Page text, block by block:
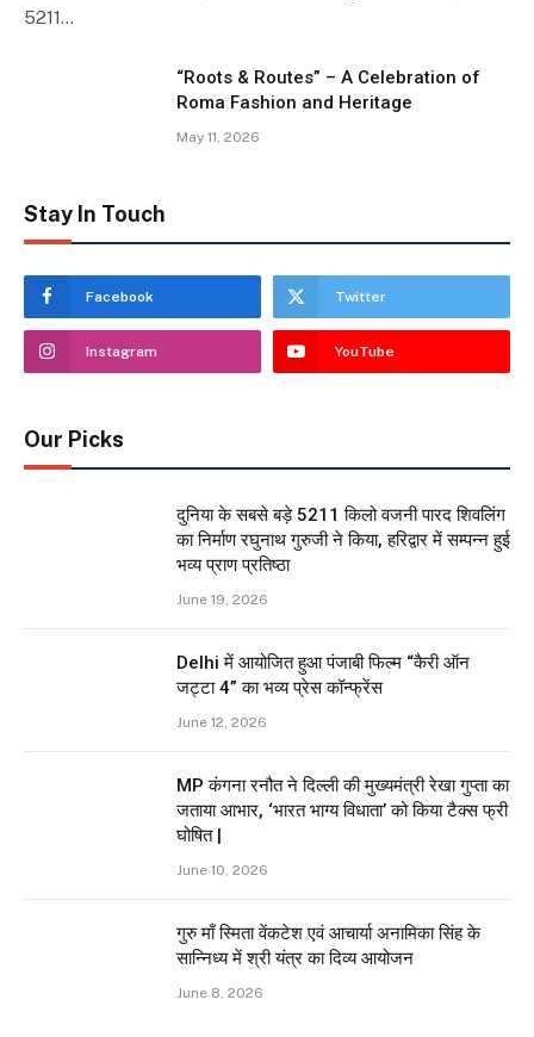
5211…
“Roots & Routes” – A Celebration of
Roma Fashion and Heritage
May 11, 2026
Stay In Touch
Facebook Twitter
Instagram YouTube
Our Picks
दुनिया के सबसे बड़े 5211 किलो वजनी पारद शिवलिंग
का निर्माण रघुनाथ गुरुजी ने किया, हरिद्वार में सम्पन्न हुई
भव्य प्राण प्रतिष्ठा
June 19, 2026
Delhi में आयोजित हुआ पंजाबी फिल्म “कैरी ऑन
जट्टा 4” का भव्य प्रेस कॉन्फ्रेंस
June 12, 2026
MP कंगना रनौत ने दिल्ली की मुख्यमंत्री रेखा गुप्ता का
जताया आभार, ‘भारत भाग्य विधाता’ को किया टैक्स फ्री
घोषित |
June 10, 2026
गुरु माँ स्मिता वेंकटेश एवं आचार्या अनामिका सिंह के
सान्निध्य में श्री यंत्र का दिव्य आयोजन
June 8, 2026